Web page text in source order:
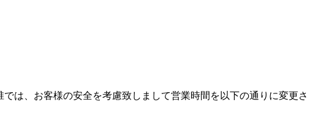
は、お客様の安全を考慮致しまして営業時間を以下の通りに変更さ